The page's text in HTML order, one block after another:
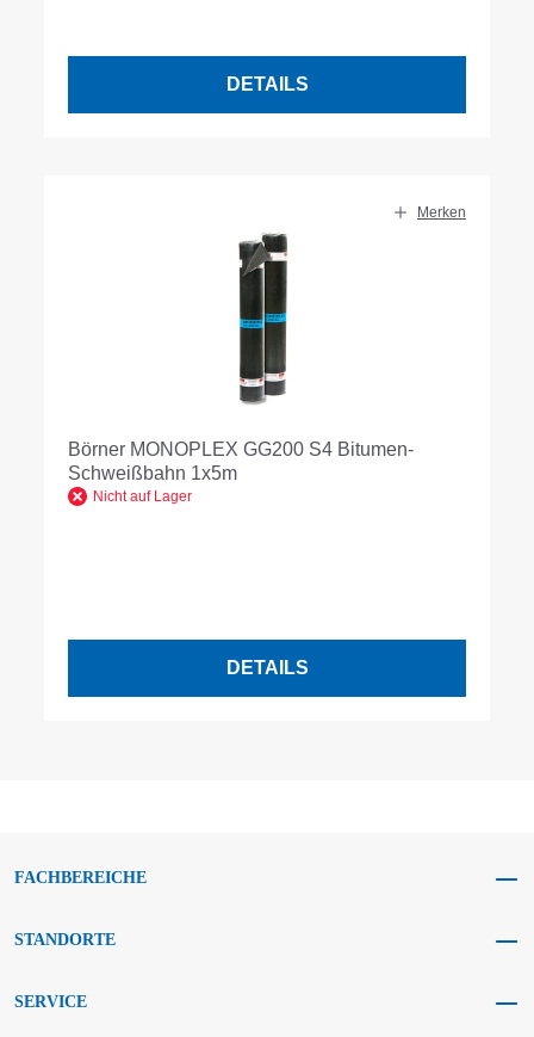
DETAILS
Merken
Börner MONOPLEX GG200 S4 Bitumen-
Schweißbahn 1x5m
Nicht auf Lager
DETAILS
FACHBEREICHE
STANDORTE
SERVICE